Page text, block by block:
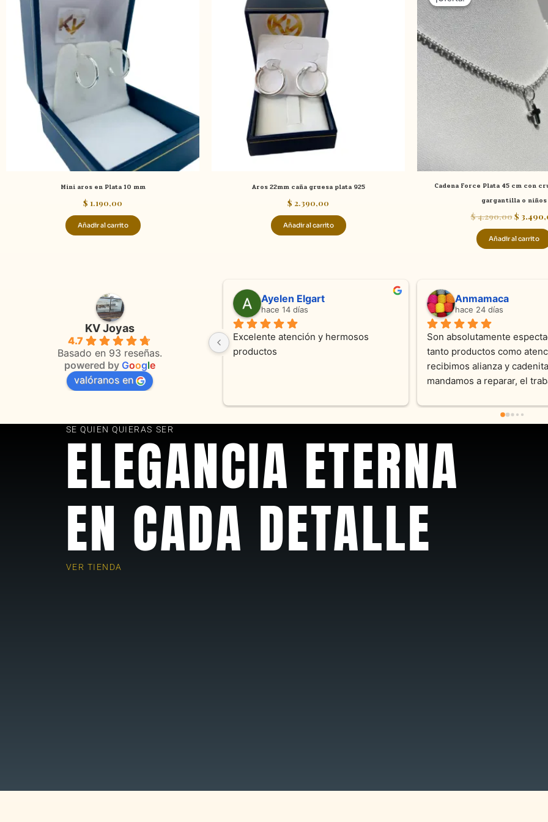
Mini aros en Plata 10 mm
$ 1.190,00
Añadir al carrito
Aros 22mm caña gruesa plata 925
$ 2.390,00
Añadir al carrito
Cadena Force Plata 45 cm con
gargantilla o niños
$4.290,00
original
era:
$
$
Añadir al carrito
KV Joyas
4.7
Basado en 93 reseñas.
powered by Google
valóranos en
Adriana Ghisoli
hace 3 meses
Muy buena atención, con amabilidad y
orientaciones convenientes
Sandra Ramos
hace 4 meses
Excelente atención !!!!!Nos asesoraron
en todo momento con dedicación.
Laura A
hace 5 meses
Desde el inicio soy clienta
Joyas y siempre muy
sus productos. Una Belleza
pieza y siempre satisfecha
recomendable
SE QUIEN QUIERAS SER
ELEGANCIA ETERNA
EN CADA DETALLE
VER TIENDA